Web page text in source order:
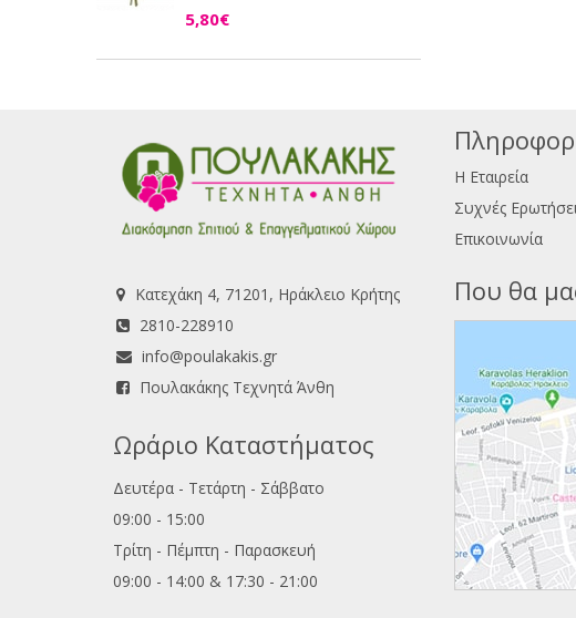
5,80€
Η Εταιρεία
Συχνές
Επικοινωνία
Κατεχάκη 4, 71201, Ηράκλειο Κρήτης
2810-228910
info@poulakakis.gr
Πουλακάκης Τεχνητά Άνθη
Ωράριο Καταστήματος
Δευτέρα - Τετάρτη - Σάββατο
09:00 - 15:00
Τρίτη - Πέμπτη - Παρασκευή
09:00 - 14:00 & 17:30 - 21:00
Που θα